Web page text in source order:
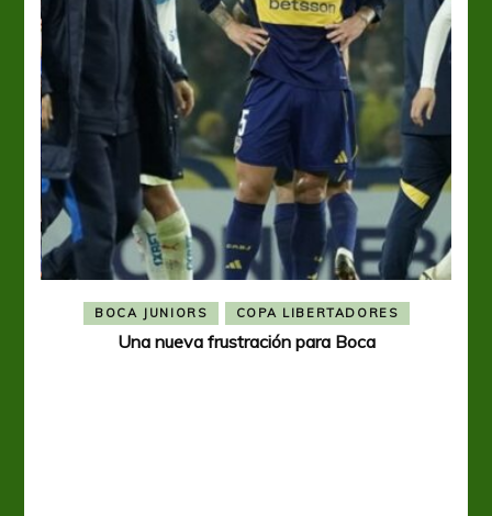
BOCA JUNIORS COPA LIBERTADORES
Una nueva frustración para Boca